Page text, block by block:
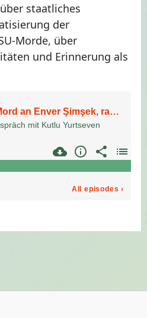
staatliches
der
Morde, über
und Erinnerung als